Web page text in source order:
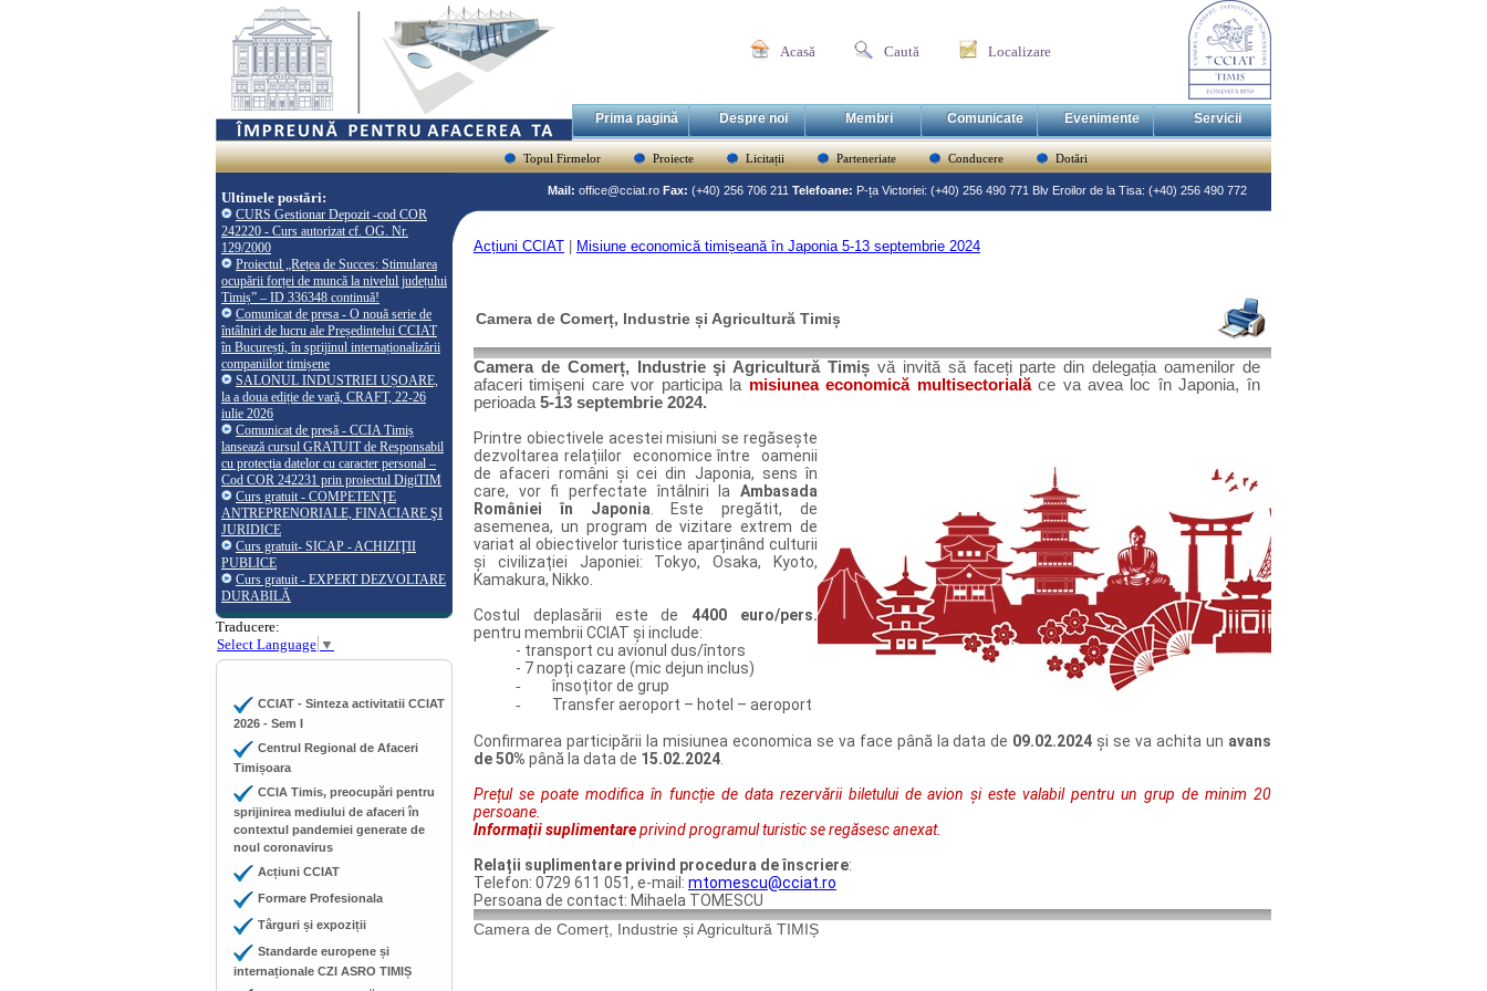
Acasă Caută Localizare
Prima pagină Despre noi Membri Comunicate Evenimente Servicii
Topul Firmelor Proiecte Licitații Parteneriate Conducere Dotări
Ultimele postări:
CURS Gestionar Depozit -cod COR
242220 - Curs autorizat cf. OG. Nr.
129/2000
Proiectul „Rețea de Succes: Stimularea
ocupării forței de muncă la nivelul județului
Timiș” – ID 336348 continuă!
Comunicat de presa - O nouă serie de
întâlniri de lucru ale Președintelui CCIAT
în București, în sprijinul internaționalizării
companiilor timișene
SALONUL INDUSTRIEI UȘOARE,
la a doua ediție de vară, CRAFT, 22-26
iulie 2026
Comunicat de presă - CCIA Timiș
lansează cursul GRATUIT de Responsabil
cu protecția datelor cu caracter personal –
Cod COR 242231 prin proiectul DigiTIM
Curs gratuit - COMPETENŢE
ANTREPRENORIALE, FINACIARE ŞI
JURIDICE
Curs gratuit- SICAP - ACHIZIŢII
PUBLICE
Curs gratuit - EXPERT DEZVOLTARE
DURABILĂ
Traducere:
Select Language ▼
CCIAT - Sinteza activitatii CCIAT
2026 - Sem I
Centrul Regional de Afaceri
Timișoara
CCIA Timis, preocupări pentru
sprijinirea mediului de afaceri în
contextul pandemiei generate de
noul coronavirus
Acțiuni CCIAT
Formare Profesionala
Târguri și expoziții
Standarde europene și
internaționale CZI ASRO TIMIȘ
Mail: office@cciat.ro Fax: (+40) 256 706 211 Telefoane: P-ța Victoriei: (+40) 256 490 771 Blv Eroilor de la Tisa: (+40) 256 490 772
Acțiuni CCIAT Misiune economică timișeană în Japonia 5-13 septembrie 2024
Camera de Comerț, Industrie și Agricultură Timiș
Camera de Comerț, Industrie şi Agricultură Timiș vă invită să faceți parte din delegația oamenilor de
afaceri timişeni care vor participa la misiunea economică multisectorialăce va avea loc în Japonia, în
perioada 5-13 septembrie 2024.
Printre obiectivele acestei misiuni se regăsește
dezvoltarea relațiilor economice între oamenii
de afaceri români și cei din Japonia, sens în
care, vor fi perfectate întâlniri la Ambasada
României în Japonia . Este pregătit, de
asemenea, un program de vizitare extrem de
variat al obiectivelor turistice aparținând culturii
și civilizației Japoniei: Tokyo, Osaka, Kyoto,
Kamakura, Nikko.
Costul deplasării este de 4400 euro/pers.
pentru membrii CCIAT şi include:
- transport cu avionul dus/întors
- 7 nopți cazare (mic dejun inclus)
- însoțitor de grup
- Transfer aeroport – hotel – aeroport
Confirmarea participării la misiunea economica se va face până la data de 09.02.2024 și se va achita un avans
de50% până la data de 15.02.2024
Prețul se poate modifica în funcție de data rezervării biletului de avion și este valabil pentru un grup de minim 20
persoane.
Informații suplimentareprivind programul turistic se regăsesc anexat.
Relații suplimentare privind procedura de înscriere:
Telefon: 0729 611 051, e-mail: mtomescu@cciat.ro
Persoana de contact: Mihaela TOMESCU
Camera de Comerț, Industrie și Agricultură TIMIȘ